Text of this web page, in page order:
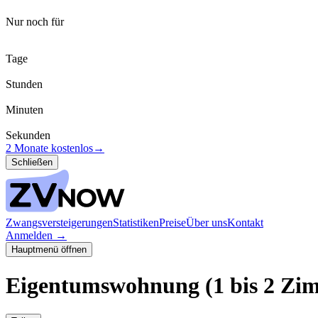
Nur noch für
Tage
Stunden
Minuten
Sekunden
2 Monate kostenlos→
Schließen
ZwangsversteigerungenStatistikenPreiseÜber unsKontakt
Anmelden →
Hauptmenü öffnen
Eigentumswohnung (1 bis 2